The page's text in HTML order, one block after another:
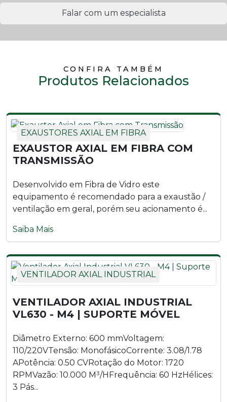
Exaustor Axial LAD450 - T6
Exaustor Axial LAD500 - T4
Exaustor Axial LAD600 - M4
Exaustor Axial LAD600 - M6
Exaustor Axial LAD600 - T4
Exaustor Axial LAD600 - T6
Exaustor Axial LAD700 - M4
Exaustor Axial LAD700 - M6
Exaustor Axial LAD700 - T4
Exaustor Axial LAD700 - T6
Exaustor Axial LAD800 - T6
Falar com um especialista
CONFIRA TAMBÉM
Produtos Relacionados
EXAUSTORES AXIAL EM FIBRA
EXAUSTOR AXIAL EM FIBRA COM
TRANSMISSÃO
Desenvolvido em Fibra de Vidro este
equipamento é recomendado para a exaustão /
ventilação em geral, porém seu acionamento é...
Saiba Mais
VENTILADOR AXIAL INDUSTRIAL
VENTILADOR AXIAL INDUSTRIAL
VL630 - M4 | SUPORTE MÓVEL
Diâmetro Externo: 600 mmVoltagem:
110/220VTensão: MonofásicoCorrente: 3.08/1.78
APotência: 0.50 CVRotação do Motor: 1720
RPMVazão: 10.000 M³/HFrequência: 60 HzHélices:
3 Pás...